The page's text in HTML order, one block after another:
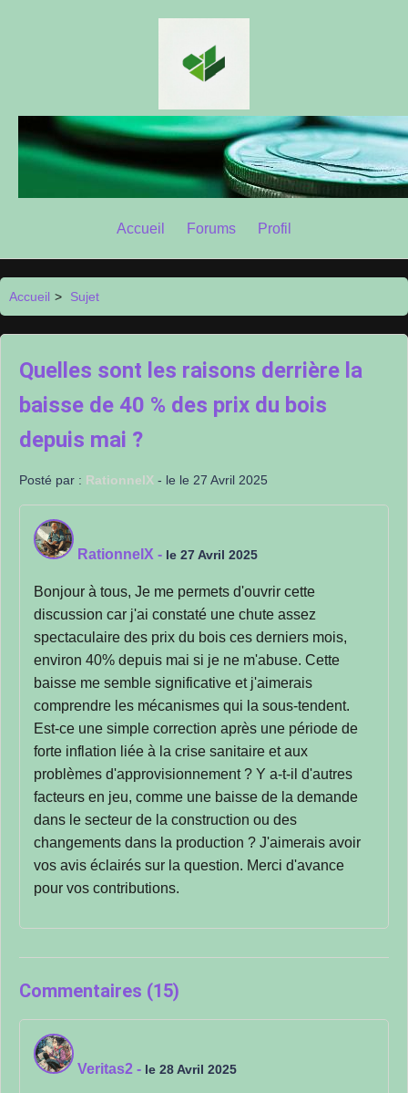
Accueil Forums Profil
Accueil > Sujet
Quelles sont les raisons derrière la
baisse de 40 % des prix du bois
depuis mai ?
Posté par : RationnelX - le le 27 Avril 2025
RationnelX - le 27 Avril 2025
Bonjour à tous, Je me permets d'ouvrir cette
discussion car j'ai constaté une chute assez
spectaculaire des prix du bois ces derniers mois,
environ 40% depuis mai si je ne m'abuse. Cette
baisse me semble significative et j'aimerais
comprendre les mécanismes qui la sous-tendent.
Est-ce une simple correction après une période de
forte inflation liée à la crise sanitaire et aux
problèmes d'approvisionnement ? Y a-t-il d'autres
facteurs en jeu, comme une baisse de la demande
dans le secteur de la construction ou des
changements dans la production ? J'aimerais avoir
vos avis éclairés sur la question. Merci d'avance
pour vos contributions.
Commentaires (15)
Veritas2 - le 28 Avril 2025